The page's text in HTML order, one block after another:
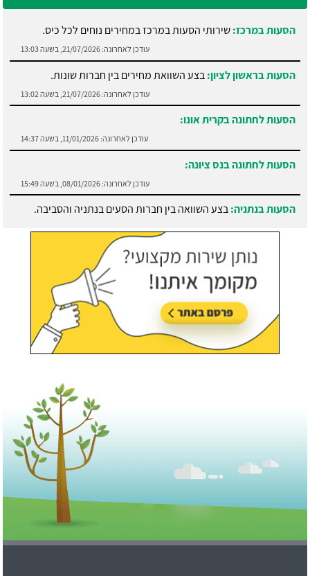
הסעות במרכז:שירותי הסעות במרכז במחירים נוחים לכל כיס.
עודכן לאחרונה: 21/07/2026, בשעה 13:03
הסעות בראשון לציון:בצע השוואת מחירים בין חברות שונות.
עודכן לאחרונה: 21/07/2026, בשעה 13:02
הסעות לחתונה בקרית אונו:
עודכן לאחרונה: 11/01/2026, בשעה 14:37
הסעות לחתונה בנס ציונה:
עודכן לאחרונה: 08/01/2026, בשעה 15:49
הסעות בנתניה:בצע השוואה בין חברות הסעים בנתניה והסביבה.